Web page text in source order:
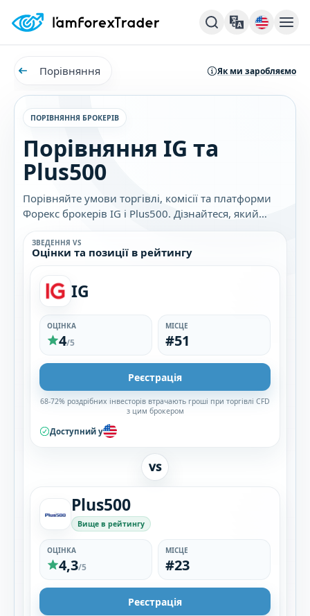
Порівняння Як ми заробляємо
ПОРІВНЯННЯ БРОКЕРІВ
Порівняння IG та
Plus500
Порівняйте умови торгівлі, комісії та платформи
Форекс брокерів IG і Plus500. Дізнайтеся, який
брокер найкраще підходить саме вам.
ЗВЕДЕННЯ VS
Оцінки та позиції в рейтингу
IG
ОЦІНКА
4/5
МІСЦЕ
#51
Реєстрація
68-72% роздрібних інвесторів втрачають гроші при торгівлі CFD
з цим брокером
Доступний у
VS
Plus500
Вище в рейтингу
ОЦІНКА
4,3/5
МІСЦЕ
#23
Реєстрація